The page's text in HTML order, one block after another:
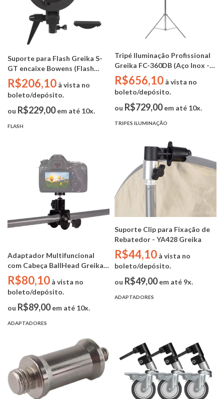
Suporte para Flash Greika S-
GT encaixe Bowens (Flash
Speedlite Cabeça Redonda /
Retangular)
R$206,10 à vista no
boleto/depósito.
ou R$229,00em até 10x.
FLASH
Tripé Iluminação Profissional
Greika FC-360DB (Aço Inox -
3,50m - 5kg)
R$656,10 à vista no
boleto/depósito.
ou R$729,00em até 10x.
TRIPES ILUMINAÇÃO
Adaptador Multifuncional
com Cabeça BallHead Greika
YA5025
R$80,10 à vista no
boleto/depósito.
ou R$89,00em até 10x.
ADAPTADORES
Suporte Clip para Fixação de
Rebatedor - YA428 Greika
R$44,10 à vista no
boleto/depósito.
ou R$49,00em até 9x.
ADAPTADORES